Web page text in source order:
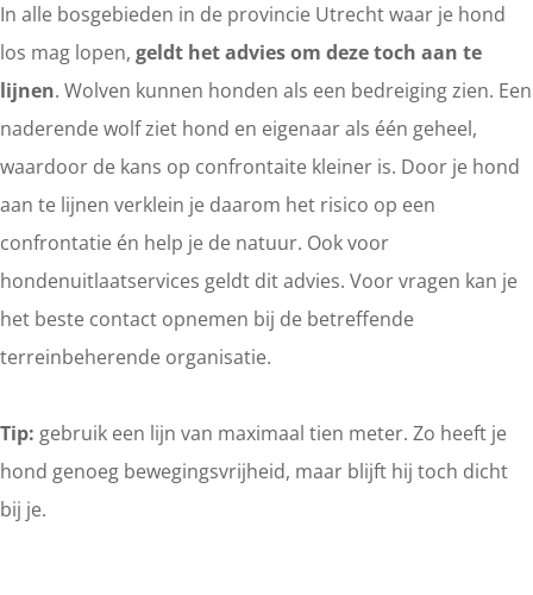
In alle bosgebieden in de provincie Utrecht waar je hond
los mag lopen, geldt het advies om deze toch aan te
lijnen. Wolven kunnen honden als een bedreiging zien. Een
naderende wolf ziet hond en eigenaar als één geheel,
waardoor de kans op confrontaite kleiner is. Door je hond
aan te lijnen verklein je daarom het risico op een
confrontatie én help je de natuur. Ook voor
hondenuitlaatservices geldt dit advies. Voor vragen kan je
het beste contact opnemen bij de betreffende
terreinbeherende organisatie.
Tip: gebruik een lijn van maximaal tien meter. Zo heeft je
hond genoeg bewegingsvrijheid, maar blijft hij toch dicht
bij je.